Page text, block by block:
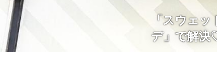
「スウェ
デ」で解